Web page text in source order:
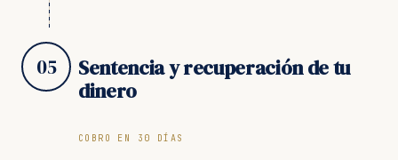
05
Sentencia y recuperación de tu
dinero
COBRO EN 30 DÍAS